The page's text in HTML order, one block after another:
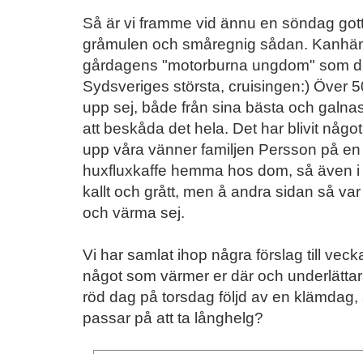
Så är vi framme vid ännu en söndag
gråmulen och småregnig sådan.
gårdagens "motorburna ungdom" som
Sydsveriges största, cruisingen:) Över
upp sej, både från sina bästa och
att beskåda det hela. Det har blivit
upp våra vänner familjen Persson på
huxfluxkaffe hemma hos dom, så även
kallt och grått, men å andra sidan så
och värma sej.
Vi har samlat ihop några förslag till
något som värmer er där och
röd dag på torsdag följd av en
passar på att ta långhelg?